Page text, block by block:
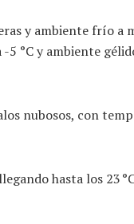
y ambiente frío a
°C y ambiente
nubosos, con
hasta los 23